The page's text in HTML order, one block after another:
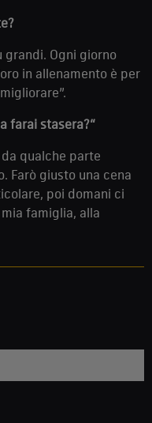
grandi. Ogni giorno
in allenamento è per
farai stasera?“
qualche parte
Farò giusto una cena
poi domani ci
famiglia, alla